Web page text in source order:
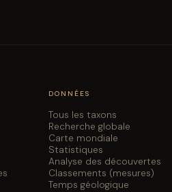
DONNÉES
Tous les taxons
Recherche globale
Carte mondiale
Statistiques
Analyse des découvertes
Classements (mesures)
Temps géologique